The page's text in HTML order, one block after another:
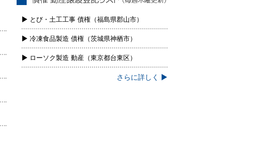
新）
▶ とび・土工工事 債権（福島県郡山市）
▶ 冷凍食品製造 債権（茨城県神栖市）
▶ ローソク製造 動産（東京都台東区）
さらに詳しく ▶